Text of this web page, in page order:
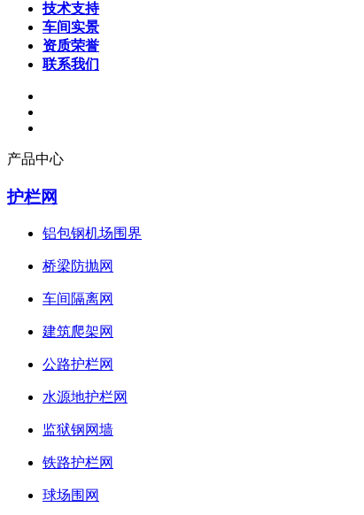
技术支持
车间实景
资质荣誉
联系我们
产品中心
护栏网
铝包钢机场围界
桥梁防抛网
车间隔离网
建筑爬架网
公路护栏网
水源地护栏网
监狱钢网墙
铁路护栏网
球场围网